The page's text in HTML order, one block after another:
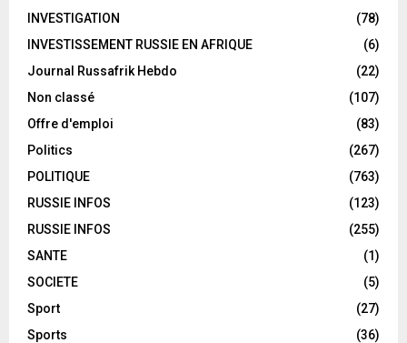
INVESTIGATION
(78)
INVESTISSEMENT RUSSIE EN AFRIQUE
(6)
Journal Russafrik Hebdo
(22)
Non classé
(107)
Offre d'emploi
(83)
Politics
(267)
POLITIQUE
(763)
RUSSIE INFOS
(123)
RUSSIE INFOS
(255)
SANTE
(1)
SOCIETE
(5)
Sport
(27)
Sports
(36)